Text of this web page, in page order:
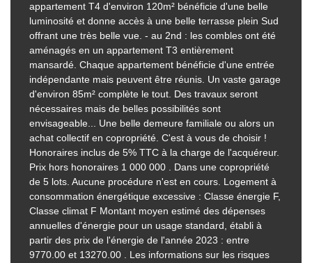
appartement T4 d'environ 120m² bénéficie d'une belle
luminosité et donne accès à une belle terrasse plein Sud
offrant une très belle vue. - au 2nd : les combles ont été
aménagés en un appartement T3 entièrement
mansardé. Chaque appartement bénéficie d'une entrée
indépendante mais peuvent être réunis. Un vaste garage
d'environ 85m² complète le tout. Des travaux seront
nécessaires mais de belles possibilités sont
envisageable... Une belle demeure familiale ou alors un
achat collectif en copropriété. C'est à vous de choisir !
Honoraires inclus de 5% TTC à la charge de l'acquéreur.
Prix hors honoraires 1 000 000 . Dans une copropriété
de 5 lots. Aucune procédure n'est en cours. Logement à
consommation énergétique excessive : Classe énergie F,
Classe climat F Montant moyen estimé des dépenses
annuelles d'énergie pour un usage standard, établi à
partir des prix de l'énergie de l'année 2023 : entre
9770.00 et 13270.00 . Les informations sur les risques